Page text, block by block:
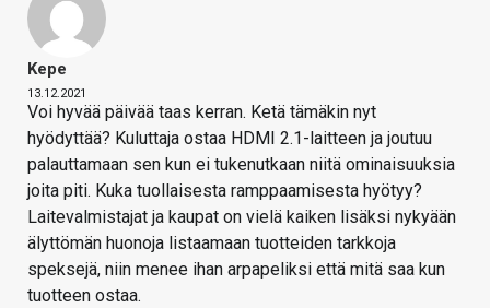
Kepe
13.12.2021
Voi hyvää päivää taas kerran. Ketä tämäkin nyt
hyödyttää? Kuluttaja ostaa HDMI 2.1-laitteen ja joutuu
palauttamaan sen kun ei tukenutkaan niitä ominaisuuksia
joita piti. Kuka tuollaisesta ramppaamisesta hyötyy?
Laitevalmistajat ja kaupat on vielä kaiken lisäksi nykyään
älyttömän huonoja listaamaan tuotteiden tarkkoja
speksejä, niin menee ihan arpapeliksi että mitä saa kun
tuotteen ostaa.